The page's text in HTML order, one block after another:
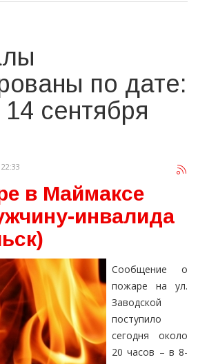
по дате:
сентября
в Маймаксе
инвалида
Сообщение о
пожаре на ул.
Заводской
поступило
сегодня около
20 часов – в 8-